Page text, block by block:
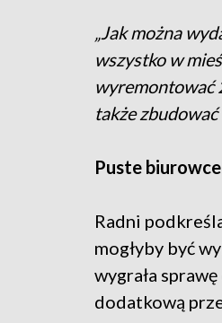
„Jak można
wszystko w
wyremontować
także
Puste
Radni
mogłyby być
wygrała
dodatkową